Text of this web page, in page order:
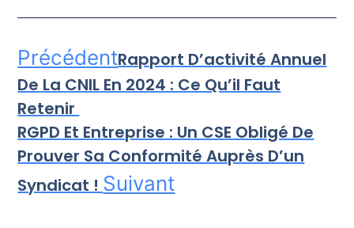
PrécédentRapport D’activité Annuel
De La CNIL En 2024 : Ce Qu’il Faut
Retenir
RGPD Et Entreprise : Un CSE Obligé De
Prouver Sa Conformité Auprès D’un
Syndicat ! Suivant